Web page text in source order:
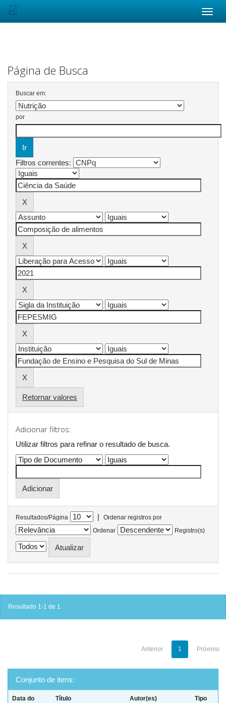
Página de Busca
Buscar em:
por
Filtros correntes:
Retornar valores
Adicionar filtros:
Utilizar filtros para refinar o resultado de busca.
Resultados/Página |
Ordenar registros por
Ordenar
Registro(s)
Resultado 1-1 de 1.
Anterior 1 Próximo
Conjunto de itens:
Data do
Título Autor(es) Tipo